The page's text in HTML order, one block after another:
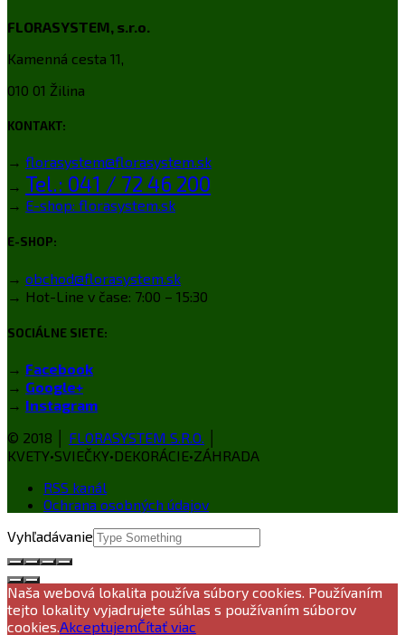
FLORASYSTEM, s.r.o.
Kamenná cesta 11,
010 01 Žilina
KONTAKT:
→ florasystem@florasystem.sk
→ Tel.: 041 / 72 46 200
→ E-shop: florasystem.sk
E-SHOP:
→ obchod@florasystem.sk
→ Hot-Line v čase: 7:00 – 15:30
SOCIÁLNE SIETE:
→ Facebook
→ Google+
→ Instagram
© 2018 │ FLORASYSTEM S.R.O.
KVETY•SVIEČKY•DEKORÁCIE•ZÁHRADA
RSS kanál
Ochrana osobných údajov
Vyhľadávanie
Naša webová lokalita používa súbory cookies. Používaním
tejto lokality vyjadrujete súhlas s používaním súborov
cookies.AkceptujemČítať viac